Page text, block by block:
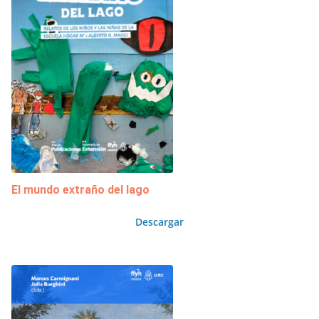
El mundo extraño del lago
Descargar